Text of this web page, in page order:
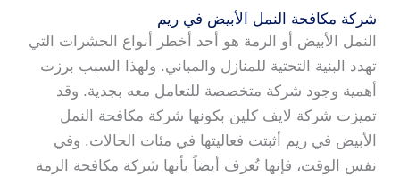
شركة مكافحة النمل الأبيض في ريم
النمل الأبيض أو الرمة هو أحد أخطر أنواع الحشرات التي
تهدد البنية التحتية للمنازل والمباني. ولهذا السبب برزت
أهمية وجود شركة متخصصة للتعامل معه بجدية. وقد
تميزت شركة لايف كلين بكونها شركة مكافحة النمل
الأبيض في ريم أثبتت فعاليتها في مئات الحالات. وفي
نفس الوقت، فإنها تُعرف أيضاً بأنها شركة مكافحة الرمة